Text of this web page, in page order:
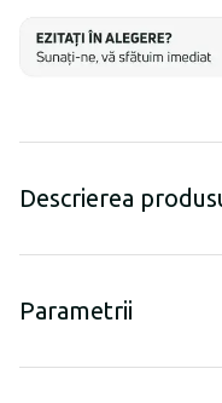
Descrierea
Parametrii